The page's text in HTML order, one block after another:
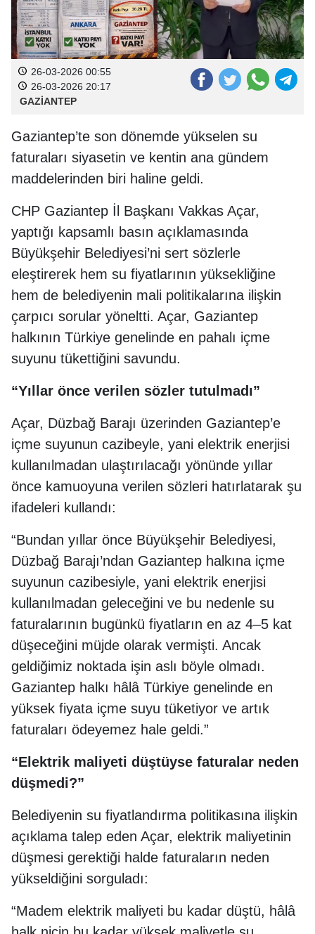
26-03-2026 00:55
26-03-2026 20:17
GAZİANTEP
Gaziantep’te son dönemde yükselen su
faturaları siyasetin ve kentin ana gündem
maddelerinden biri haline geldi.
CHP Gaziantep İl Başkanı Vakkas Açar,
yaptığı kapsamlı basın açıklamasında
Büyükşehir Belediyesi’ni sert sözlerle
eleştirerek hem su fiyatlarının yüksekliğine
hem de belediyenin mali politikalarına ilişkin
çarpıcı sorular yöneltti. Açar, Gaziantep
halkının Türkiye genelinde en pahalı içme
suyunu tükettiğini savundu.
“Yıllar önce verilen sözler tutulmadı”
Açar, Düzbağ Barajı üzerinden Gaziantep’e
içme suyunun cazibeyle, yani elektrik enerjisi
kullanılmadan ulaştırılacağı yönünde yıllar
önce kamuoyuna verilen sözleri hatırlatarak şu
ifadeleri kullandı:
“Bundan yıllar önce Büyükşehir Belediyesi,
Düzbağ Barajı’ndan Gaziantep halkına içme
suyunun cazibesiyle, yani elektrik enerjisi
kullanılmadan geleceğini ve bu nedenle su
faturalarının bugünkü fiyatların en az 4–5 kat
düşeceğini müjde olarak vermişti. Ancak
geldiğimiz noktada işin aslı böyle olmadı.
Gaziantep halkı hâlâ Türkiye genelinde en
yüksek fiyata içme suyu tüketiyor ve artık
faturaları ödeyemez hale geldi.”
“Elektrik maliyeti düştüyse faturalar neden
düşmedi?”
Belediyenin su fiyatlandırma politikasına ilişkin
açıklama talep eden Açar, elektrik maliyetinin
düşmesi gerektiği halde faturaların neden
yükseldiğini sorguladı:
“Madem elektrik maliyeti bu kadar düştü, hâlâ